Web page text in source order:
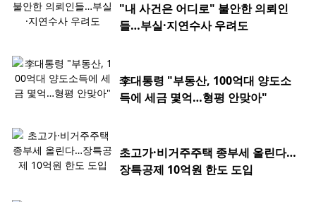
"내 사건은 어디로" 불안한 의뢰인
들…부실·지연수사 우려도
李대통령 "부동산, 100억대 양도소
득에 세금 몇억…형평 안맞아"
초고가·비거주주택 종부세 올린다…
장특공제 10억원 한도 도입